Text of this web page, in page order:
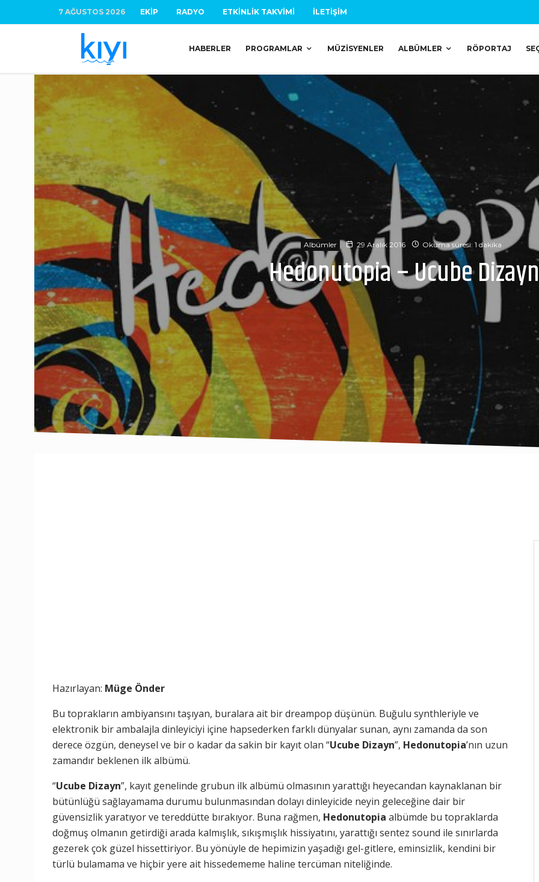
7 AĞUSTOS 2026 EKIP RADYO ETKINLIK TAKVIMI İLETIŞIM
HABERLER PROGRAMLAR MÜZISYENLER ALBÜMLER RÖPORTAJ
Albümler 29 Aralık 2016 Okuma süresi: 1 dakika
Hedonutopia – Ucube Dizayn
Hazırlayan: Müge Önder
Bu toprakların ambiyansını taşıyan, buralara ait bir dreampop düşünün. Buğulu synthleriyle ve
elektronik bir ambalajla dinleyiciyi içine hapsederken farklı dünyalar sunan, aynı zamanda da son
derece özgün, deneysel ve bir o kadar da sakin bir kayıt olan “Ucube Dizayn”, Hedonutopia’nın uzun
zamandır beklenen ilk albümü.
“Ucube Dizayn”, kayıt genelinde grubun ilk albümü olmasının yarattığı heyecandan kaynaklanan bir
bütünlüğü sağlayamama durumu bulunmasından dolayı dinleyicide neyin geleceğine dair bir
güvensizlik yaratıyor ve tereddütte bırakıyor. Buna rağmen, Hedonutopia albümde bu topraklarda
doğmuş olmanın getirdiği arada kalmışlık, sıkışmışlık hissiyatını, yarattığı sentez sound ile sınırlarda
gezerek çok güzel hissettiriyor. Bu yönüyle de hepimizin yaşadığı gel-gitlere, eminsizlik, kendini bir
türlü bulamama ve hiçbir yere ait hissedememe haline tercüman niteliğinde.